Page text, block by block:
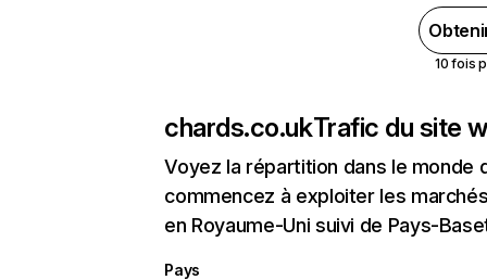
10 fois
chards.co.ukTrafic du site
Voyez la répartition dans le
commencez à exploiter les
en Royaume-Uni suivi de Pays-
Pays